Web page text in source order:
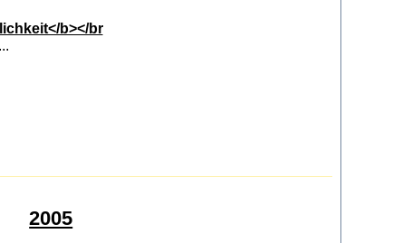
b></br
2005